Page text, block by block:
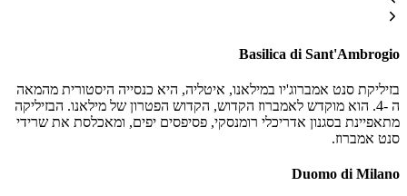
Basilica di Sant'Ambrogio
בזיליקת סנט אמברוג'יו במילאנו, איטליה, היא כנסייה היסטורית מהמאה
ה -4. הוא מוקדש לאמברוז הקדוש, הקדוש הפטרון של מילאנו. הבזיליקה
מתאפיינת בסגנון אדריכלי רומנסקי, פסיפסים יפים, ומאכלסת את שרידי
סנט אמברוז.
Duomo di Milano